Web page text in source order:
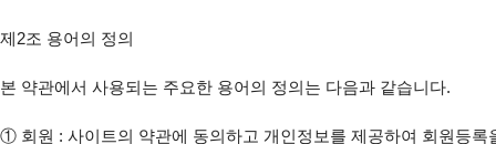
제2조 용어의 정의
본 약관에서 사용되는 주요한 용어의 정의는 다음과 같습니다.
①